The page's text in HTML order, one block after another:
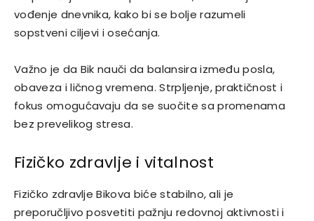
vođenje dnevnika, kako bi se bolje razumeli
sopstveni ciljevi i osećanja.
Važno je da Bik nauči da balansira između posla,
obaveza i ličnog vremena. Strpljenje, praktičnost i
fokus omogućavaju da se suočite sa promenama
bez prevelikog stresa.
Fizičko zdravlje i vitalnost
Fizičko zdravlje Bikova biće stabilno, ali je
preporučljivo posvetiti pažnju redovnoj aktivnosti i